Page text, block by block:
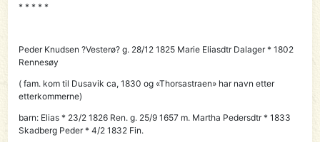
* * * * *
Peder Knudsen ?Vesterø? g. 28/12 1825 Marie Eliasdtr Dalager * 1802
Rennesøy
(fam. kom til Dusavik ca, 1830 og «Thorsastraen» har navn etter
etterkommerne)
barn: Elias * 23/2 1826 Ren. g. 25/9 1657 m. Martha Pedersdtr * 1833
Skadberg Peder * 4/2 1832 Fin.